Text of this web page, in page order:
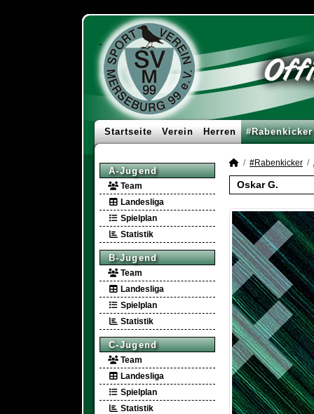
Startseite Verein Herren #Rabenkicker
A-Jugend
Team
Landesliga
Spielplan
Statistik
B-Jugend
Team
Landesliga
Spielplan
Statistik
C-Jugend
Team
Landesliga
Spielplan
Statistik
#Rabenkicker
Oskar G.